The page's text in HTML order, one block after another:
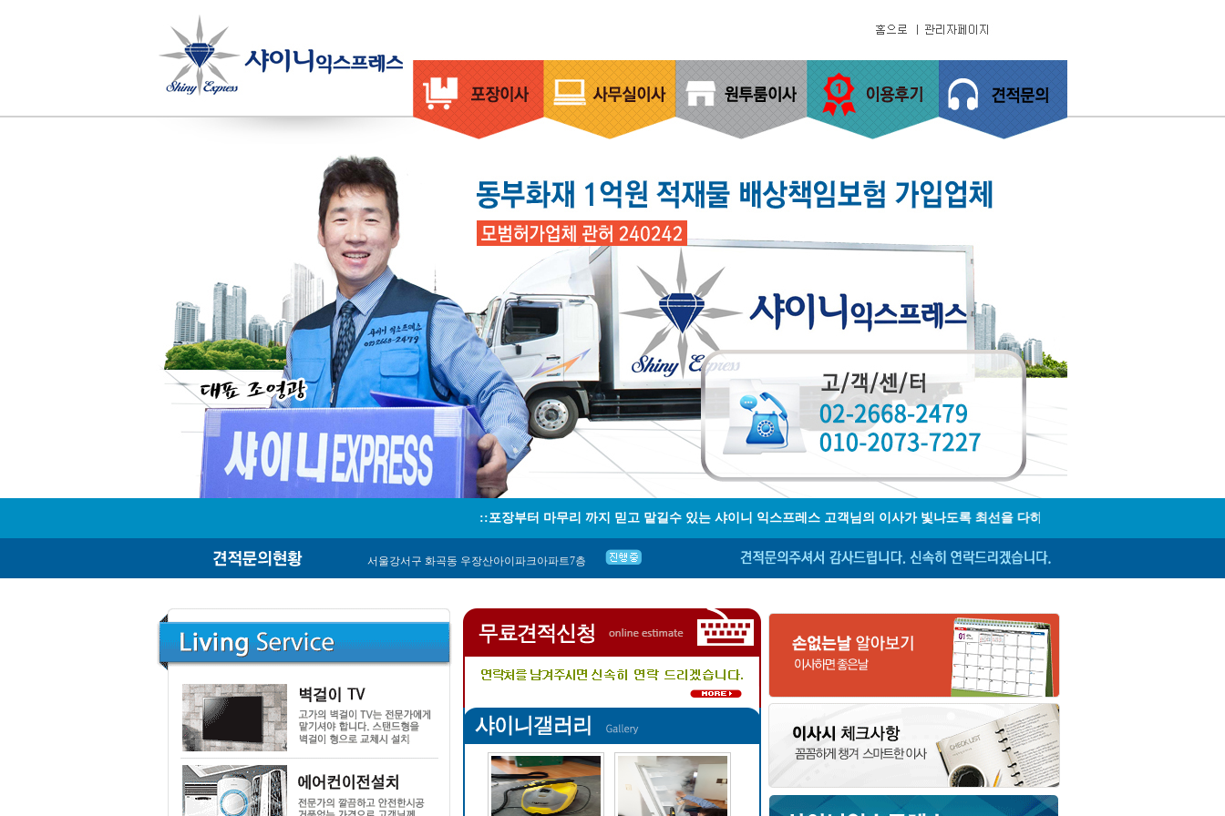
::포장부터 마무리 까지 믿고 맡길수 있는 샤이니 익스프레스 고객님의 이사가 빛나도록 최선을 다하겠습니다. ☎ 견적문의 02-
서울강서구 화곡동 우장산아이파크아파트7층
등촌동 서광 106-1002